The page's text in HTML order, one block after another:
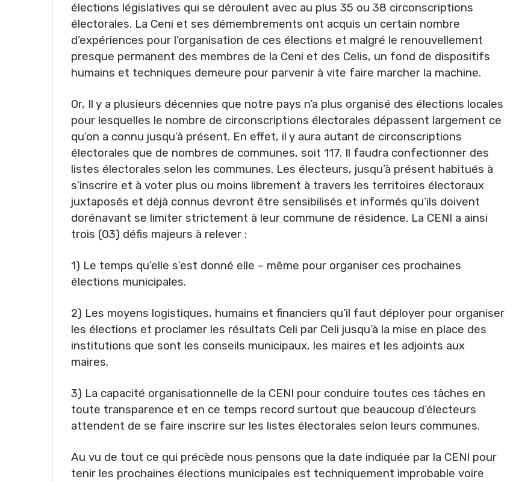
élections législatives qui se déroulent avec au plus 35 ou 38 circonscriptions
électorales. La Ceni et ses démembrements ont acquis un certain nombre
d’expériences pour l’organisation de ces élections et malgré le renouvellement
presque permanent des membres de la Ceni et des Celis, un fond de dispositifs
humains et techniques demeure pour parvenir à vite faire marcher la machine.
Or, Il y a plusieurs décennies que notre pays n’a plus organisé des élections locales
pour lesquelles le nombre de circonscriptions électorales dépassent largement ce
qu’on a connu jusqu’à présent. En effet, il y aura autant de circonscriptions
électorales que de nombres de communes, soit 117. Il faudra confectionner des
listes électorales selon les communes. Les électeurs, jusqu’à présent habitués à
s’inscrire et à voter plus ou moins librement à travers les territoires électoraux
juxtaposés et déjà connus devront être sensibilisés et informés qu’ils doivent
dorénavant se limiter strictement à leur commune de résidence. La CENI a ainsi
trois (03) défis majeurs à relever :
1) Le temps qu’elle s’est donné elle – même pour organiser ces prochaines
élections municipales.
2) Les moyens logistiques, humains et financiers qu’il faut déployer pour organiser
les élections et proclamer les résultats Celi par Celi jusqu’à la mise en place des
institutions que sont les conseils municipaux, les maires et les adjoints aux
maires.
3) La capacité organisationnelle de la CENI pour conduire toutes ces tâches en
toute transparence et en ce temps record surtout que beaucoup d’électeurs
attendent de se faire inscrire sur les listes électorales selon leurs communes.
Au vu de tout ce qui précède nous pensons que la date indiquée par la CENI pour
tenir les prochaines élections municipales est techniquement improbable voire